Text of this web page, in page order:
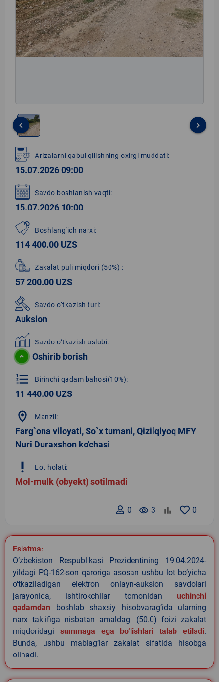
1
of
1
keyboard_arrow_left keyboard_arrow_right
Arizalarni qabul qilishning oxirgi muddati:
15.07.2026 09:00
Savdo boshlanish vaqti:
15.07.2026 10:00
Boshlang‘ich narxi:
114 400.00 UZS
Zakalat puli miqdori (50%) :
57 200.00 UZS
Savdo o‘tkazish turi:
Auksion
Savdo o‘tkazish uslubi:
Oshirib borish
format_list_numbered Birinchi qadam bahosi(10%):
11 440.00 UZS
location_on Manzil:
Farg`ona viloyati, So`x tumani, Qizilqiyoq MFY
Nuri Duraxshon ko'chasi
priority_high Lot holati:
Mol-mulk (obyekt) sotilmadi
0
remove_red_eye 3
0
Eslatma:
O‘zbekiston Respublikasi Prezidentining 19.04.2024-
yildagi PQ-162-son qaroriga asosan ushbu lot bo‘yicha
o‘tkaziladigan elektron onlayn-auksion savdolari
jarayonida, ishtirokchilar tomonidan uchinchi
qadamdan boshlab shaxsiy hisobvarag‘ida ularning
narx taklifiga nisbatan amaldagi (50.0) foizi zakalat
miqdoridagi summaga ega bo‘lishlari talab etiladi.
Bunda, ushbu mablag‘lar zakalat sifatida hisobga
olinadi.